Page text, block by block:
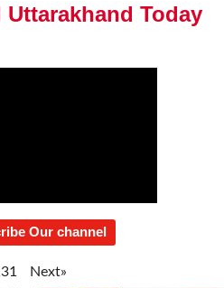
Uttarakhand Today
Our channel
Next»